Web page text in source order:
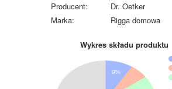
Producent:
Dr. Oetker
Marka:
Rigga domowa
Wykres składu produktu
9%